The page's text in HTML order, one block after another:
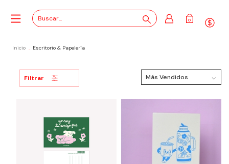
0
Inicio . Escritorio & Papelería
Filtrar